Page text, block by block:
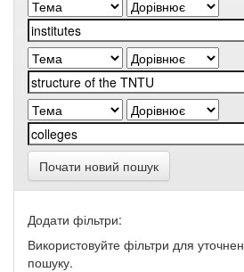
Почати новий пошук
Додати фільтри:
Використовуйте фільтри для
пошуку.